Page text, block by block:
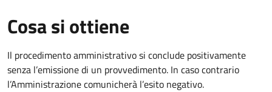
Cosa si ottiene
Il procedimento amministrativo si conclude positivamente
senza l’emissione di un provvedimento. In caso contrario
l’Amministrazione comunicherà l’esito negativo.